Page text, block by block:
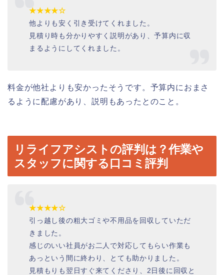
★★★★☆
他よりも安く引き受けてくれました。
見積り時も分かりやすく説明があり、予算内に収
まるようにしてくれました。
料金が他社よりも安かったそうです。予算内におまさ
るように配慮があり、説明もあったとのこと。
リライフアシストの評判は？作業や
スタッフに関する口コミ評判
★★★★☆
引っ越し後の粗大ゴミや不用品を回収していただ
きました。
感じのいい社員がお二人で対応してもらい作業も
あっという間に終わり、とても助かりました。
見積もりも翌日すぐ来てくださり、2日後に回収と